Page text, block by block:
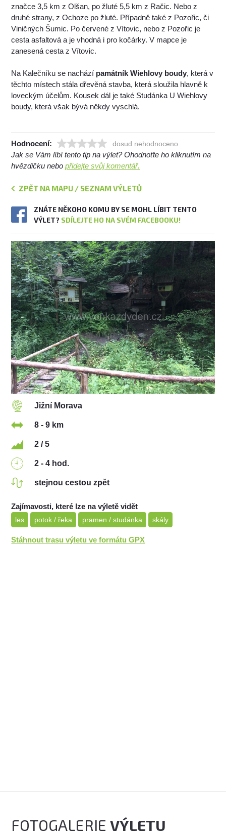
značce 3,5 km z Olšan, po žluté 5,5 km z Račic. Nebo z
druhé strany, z Ochoze po žluté. Případně také z Pozořic, či
Viničných Šumic. Po červené z Vítovic, nebo z Pozořic je
cesta asfaltová a je vhodná i pro kočárky. V mapce je
zanesená cesta z Vítovic.
Na Kalečníku se nachází památník Wiehlovy boudy, která v
těchto místech stála dřevěná stavba, která sloužila hlavně k
loveckým účelům. Kousek dál je také Studánka U Wiehlovy
boudy, která však bývá někdy vyschlá.
Hodnocení: dosud nehodnoceno
Jak se Vám líbí tento tip na výlet? Ohodnoťte ho kliknutím na
hvězdičku nebopřidejte svůj komentář.
ZPĚT NA MAPU / SEZNAM VÝLETŮ
ZNÁTE NĚKOHO KOMU BY SE MOHL LÍBIT TENTO
VÝLET? SDÍLEJTE HO NA SVÉM FACEBOOKU!
Jižní Morava
8 - 9 km
2 / 5
2 - 4 hod.
stejnou cestou zpět
Zajímavosti, které lze na výletě vidět
les potok / řeka pramen / studánka skály
Stáhnout trasu výletu ve formátu GPX
FOTOGALERIEVÝLETU